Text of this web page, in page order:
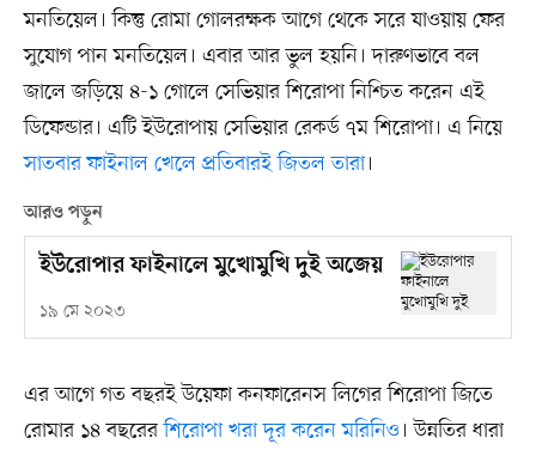
মনতিয়েল। কিন্তু রোমা গোলরক্ষক আগে থেকে সরে যাওয়ায় ফের
সুযোগ পান মনতিয়েল। এবার আর ভুল হয়নি। দারুণভাবে বল
জালে জড়িয়ে ৪-১ গোলে সেভিয়ার শিরোপা নিশ্চিত করেন এই
ডিফেন্ডার। এটি ইউরোপায় সেভিয়ার রেকর্ড ৭ম শিরোপা। এ নিয়ে
সাতবার ফাইনাল খেলে প্রতিবারই জিতল তারা।
আরও পড়ুন
ইউরোপার ফাইনালে মুখোমুখি দুই অজেয়
১৯ মে ২০২৩
এর আগে গত বছরই উয়েফা কনফারেনস লিগের শিরোপা জিতে
রোমার ১৪ বছরেরশিরোপা খরা দূর করেন মরিনিও। উন্নতির ধারা